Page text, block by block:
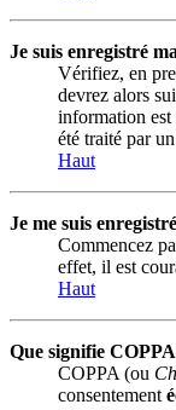
Je suis enregistré
Vérifiez, en
devrez alors
information est
été traité par
Haut
Je me suis
Commencez
effet, il est
Haut
Que signifie
COPPA (ou
consentement